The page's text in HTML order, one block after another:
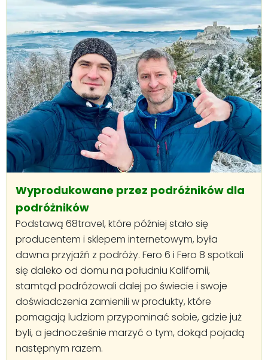
Wyprodukowane przez podróżników dla
podróżników
Podstawą 68travel, które później stało się
producentem i sklepem internetowym, była
dawna przyjaźń z podróży. Fero 6 i Fero 8 spotkali
się daleko od domu na południu Kalifornii,
stamtąd podróżowali dalej po świecie i swoje
doświadczenia zamienili w produkty, które
pomagają ludziom przypominać sobie, gdzie już
byli, a jednocześnie marzyć o tym, dokąd pojadą
następnym razem.